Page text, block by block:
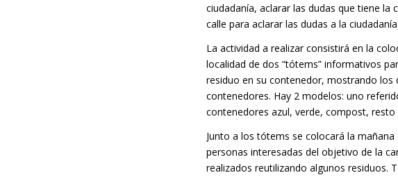
ciudadanía, aclarar las dudas que tiene la
calle para aclarar las dudas a la ciudadanía.
La actividad a realizar consistirá en la
localidad de dos “tótems” informativos
residuo en su contenedor, mostrando
contenedores. Hay 2 modelos: uno
contenedores azul, verde, compost,
Junto a los tótems se colocará la
personas interesadas del objetivo de la
realizados reutilizando algunos residuos.